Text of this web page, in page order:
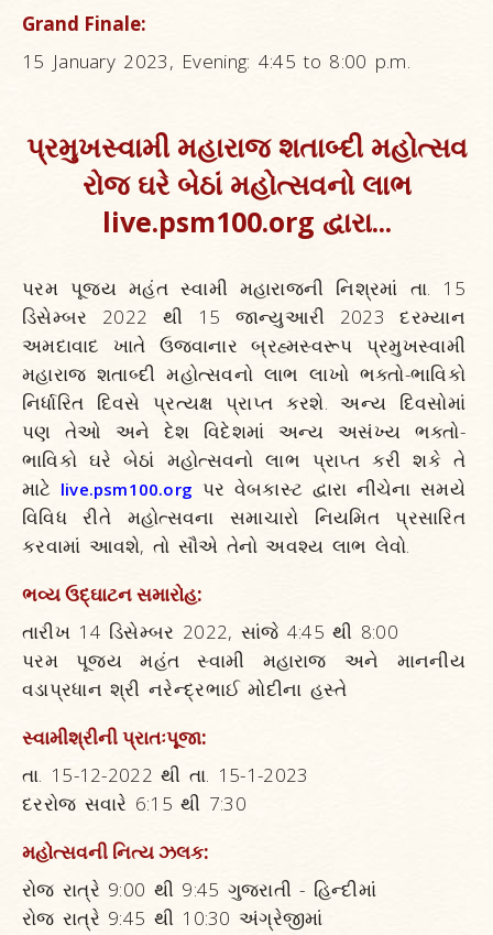
Grand Finale:
15 January 2023, Evening: 4:45 to 8:00 p.m.
પ્રમુખસ્વામી મહારાજ શતાબ્દી મહોત્સવ
રોજ ઘરે બેઠાં મહોત્સવનો લાભ
live.psm100.org દ્વારા...
પરમ પૂજ્ય મહંત સ્વામી મહારાજની નિશ્રમાં તા. 15
ડિસેમ્બર 2022 થી 15 જાન્યુઆરી 2023 દરમ્યાન
અમદાવાદ ખાતે ઉજવાનાર બ્રહ્મસ્વરૂપ પ્રમુખસ્વામી
મહારાજ શતાબ્દી મહોત્સવનો લાભ લાખો ભક્તો-ભાવિકો
નિર્ધારિત દિવસે પ્રત્યક્ષ પ્રાપ્ત કરશે. અન્ય દિવસોમાં
પણ તેઓ અને દેશ વિદેશમાં અન્ય અસંખ્ય ભક્તો-
ભાવિકો ઘરે બેઠાં મહોત્સવનો લાભ પ્રાપ્ત કરી શકે તે
માટે live.psm100.org પર વેબકાસ્ટ દ્વારા નીચેના સમયે
વિવિધ રીતે મહોત્સવના સમાચારો નિયમિત પ્રસારિત
કરવામાં આવશે, તો સૌએ તેનો અવશ્ય લાભ લેવો.
ભવ્ય ઉદ્‌ઘાટન સમારોહ:
તારીખ 14 ડિસેમ્બર 2022, સાંજે 4:45 થી 8:00
પરમ પૂજ્ય મહંત સ્વામી મહારાજ અને માનનીય
વડાપ્રધાન શ્રી નરેન્દ્રભાઈ મોદીના હસ્તે
સ્વામીશ્રીની પ્રાતઃપૂજા:
તા. 15-12-2022 થી તા. 15-1-2023
દરરોજ સવારે 6:15 થી 7:30
મહોત્સવની નિત્ય ઝલક:
રોજ રાત્રે 9:00 થી 9:45 ગુજરાતી - હિન્દીમાં
રોજ રાત્રે 9:45 થી 10:30 અંગ્રેજીમાં